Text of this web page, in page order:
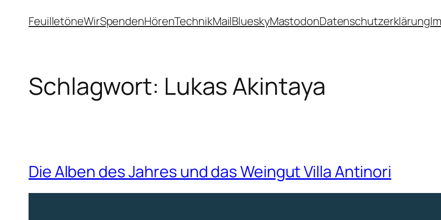
InhaltFeuilletöneWirSpendenHörenTechnikMailBlueskyMastodonDatenschutzerklärung
Schlagwort: Lukas Akintaya
Die Alben des Jahres und das Weingut Villa Antinori